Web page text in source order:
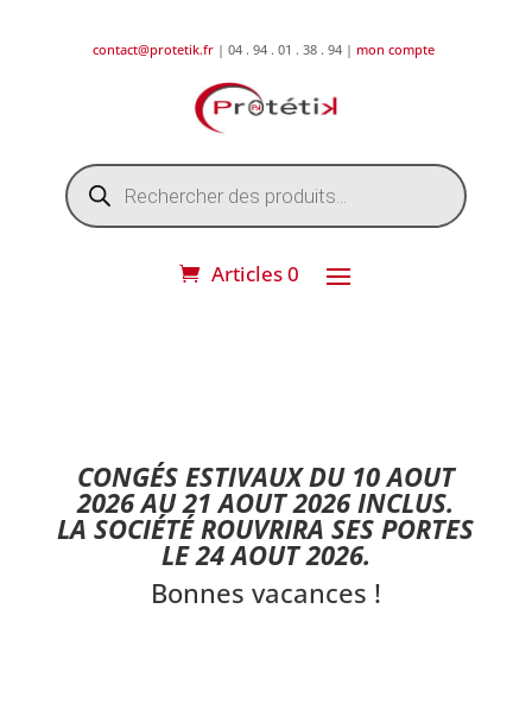
contact@protetik.fr | 04 . 94 . 01 . 38 . 94 | mon compte
Recherche
de
produits
Articles 0
CONGÉS ESTIVAUX DU 10 AOUT
2026 AU 21 AOUT 2026 INCLUS.
LA SOCIÉTÉ ROUVRIRA SES PORTES
LE 24 AOUT 2026.
Bonnes vacances !